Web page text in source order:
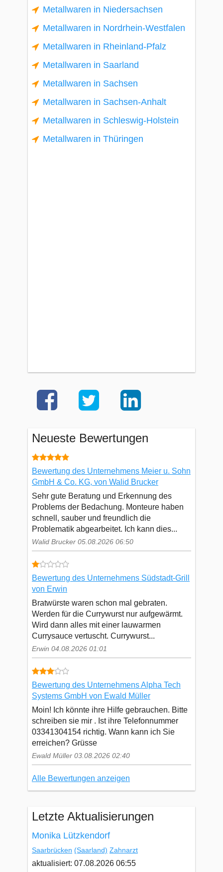
Metallwaren in Niedersachsen
Metallwaren in Nordrhein-Westfalen
Metallwaren in Rheinland-Pfalz
Metallwaren in Saarland
Metallwaren in Sachsen
Metallwaren in Sachsen-Anhalt
Metallwaren in Schleswig-Holstein
Metallwaren in Thüringen
Neueste Bewertungen
Bewertung des Unternehmens Meier u. Sohn
GmbH & Co. KG, von Walid Brucker
Sehr gute Beratung und Erkennung des
Problems der Bedachung. Monteure haben
schnell, sauber und freundlich die
Problematik abgearbeitet. Ich kann dies...
Walid Brucker 05.08.2026 06:50
Bewertung des Unternehmens Südstadt-Grill
von Erwin
Bratwürste waren schon mal gebraten.
Werden für die Currywurst nur aufgewärmt.
Wird dann alles mit einer lauwarmen
Currysauce vertuscht. Currywurst...
Erwin 04.08.2026 01:01
Bewertung des Unternehmens Alpha Tech
Systems GmbH von Ewald Müller
Moin! Ich könnte ihre Hilfe gebrauchen. Bitte
schreiben sie mir . Ist ihre Telefonnummer
03341304154 richtig. Wann kann ich Sie
erreichen? Grüsse
Ewald Müller 03.08.2026 02:40
Alle Bewertungen anzeigen
Letzte Aktualisierungen
Monika Lützkendorf
Saarbrücken (Saarland) Zahnarzt
aktualisiert: 07.08.2026 06:55